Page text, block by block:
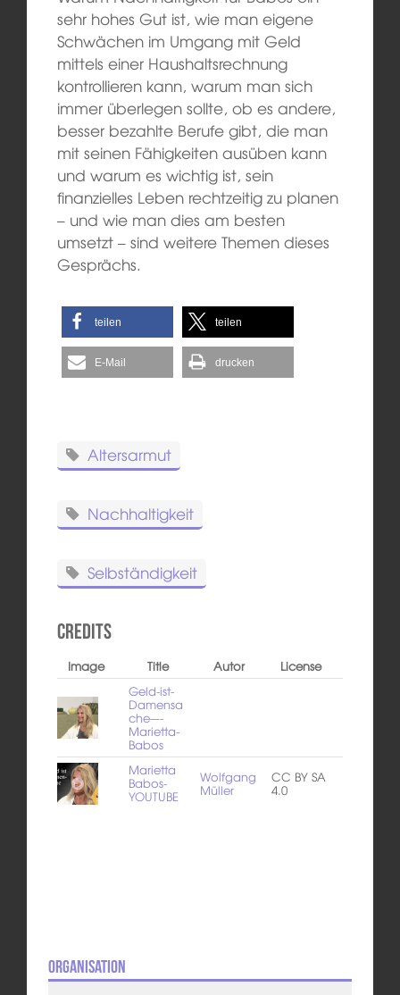
sehr hohes Gut ist, wie man eigene
Schwächen im Umgang mit Geld
mittels einer Haushaltsrechnung
kontrollieren kann, warum man sich
immer überlegen sollte, ob es andere,
besser bezahlte Berufe gibt, die man
mit seinen Fähigkeiten ausüben kann
und warum es wichtig ist, sein
finanzielles Leben rechtzeitig zu planen
– und wie man dies am besten
umsetzt – sind weitere Themen dieses
Gesprächs.
teilen teilen
E-Mail drucken
Altersarmut
Nachhaltigkeit
Selbständigkeit
Credits
Image Title Autor
License
Geld-ist-
Damensa
che-–-
Marietta-
Babos
Marietta
Babos-
YOUTUBE
Wolfgang
Müller
CC BY SA
4.0
Organisation